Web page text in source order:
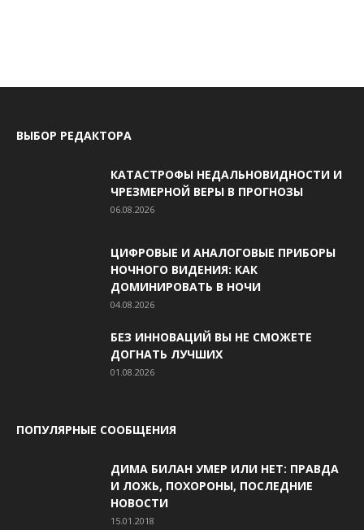
ВЫБОР РЕДАКТОРА
КАТАСТРОФЫ НЕДАЛЬНОВИДНОСТИ И
ЧРЕЗМЕРНОЙ ВЕРЫ В ПРОГНОЗЫ
06.08.2026
ЦИФРОВЫЕ И АНАЛОГОВЫЕ ПРИБОРЫ
НОЧНОГО ВИДЕНИЯ: КАК
ДОМИНИРОВАТЬ В НОЧИ
04.08.2026
БЕЗ ИННОВАЦИЙ ВЫ НЕ СМОЖЕТЕ
ДОГНАТЬ ЛУЧШИХ
01.08.2026
ПОПУЛЯРНЫЕ СООБЩЕНИЯ
ДИМА БИЛАН УМЕР ИЛИ НЕТ: ПРАВДА
И ЛОЖЬ, ПОХОРОНЫ, ПОСЛЕДНИЕ
НОВОСТИ
15.01.2018